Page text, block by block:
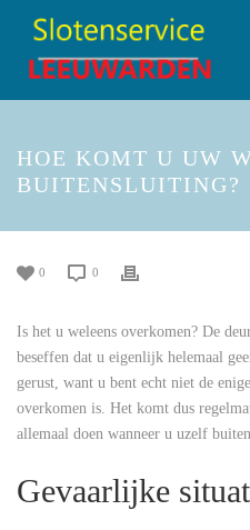
HOE KOMT U UW
BUITENSLUITING?
0 0
Is het u weleens overkomen? De
beseffen dat u eigenlijk helemaal
gerust, want u bent echt niet de
overkomen is. Het komt dus
allemaal doen wanneer u uzelf
Gevaarlijke